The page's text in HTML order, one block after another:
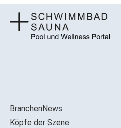
BranchenNews
Köpfe der Szene